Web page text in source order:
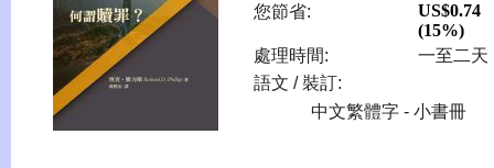
您節省:
US$0.74
(15%)
處理時間:
一至二天
語文 / 裝訂:
中文繁體字 - 小書冊